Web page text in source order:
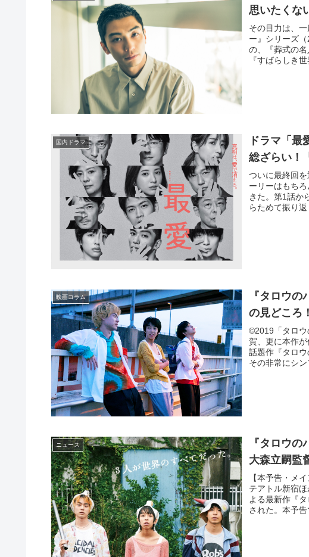
思いたくな
その目力は、
ー』シリーズ
の、『葬式の
『すばらしき
国内ドラマ
ドラマ「
総ざらい！
ついに最終回
ーリーはもち
きた。第1話か
らためて振り
映画コラム
『タロウ
の見どころ！
©2019「タロウ
賀、更に本作
話題作『タロ
その非常にシ
ニュース
『タロウ
大森立嗣監
【本予告・メ
テアトル新宿
よる最新作『
された。本予